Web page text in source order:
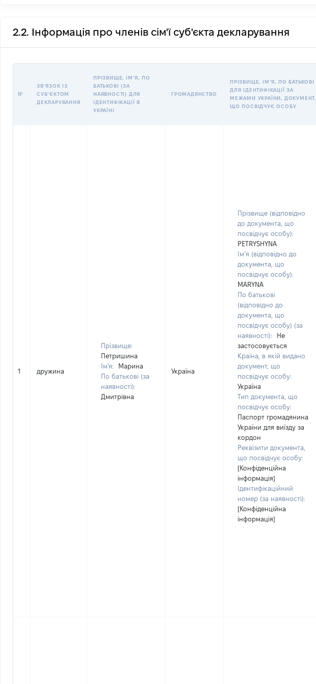
2.2. Інформація про членів сім'ї суб'єкта декларування
№
ЗВʼЯЗОК ІЗ
СУБʼЄКТОМ
ДЕКЛАРУВАННЯ
ПРІЗВИЩЕ, ІМʼЯ, ПО
БАТЬКОВІ (ЗА
НАЯВНОСТІ) ДЛЯ
ІДЕНТИФІКАЦІЇ В
УКРАЇНІ
ГРОМАДЯНСТВО
ПРІЗВИЩЕ, ІМʼЯ, ПО БАТЬКОВІ
ДЛЯ ІДЕНТИФІКАЦІЇ ЗА
МЕЖАМИ УКРАЇНИ, ДОКУМЕНТ,
ЩО ПОСВІДЧУЄ ОСОБУ
1 дружина
Прізвище:
Петришина
Ім'я:
Марина
По батькові (за
наявності):
Дмитрівна
Україна
Прізвище (відповідно
до документа, що
посвідчує особу):
PETRYSHYNA
Ім’я (відповідно до
документа, що
посвідчує особу):
MARYNA
По батькові
(відповідно до
документа, що
посвідчує особу) (за
наявності):
Не
застосовується
Країна, в якій видано
документ, що
посвідчує особу:
Україна
Тип документа, що
посвідчує особу:
Паспорт громадянина
України для виїзду за
кордон
Реквізити документа,
що посвідчує особу:
[Конфіденційна
інформація]
Ідентифікаційний
номер (за наявності):
[Конфіденційна
інформація]